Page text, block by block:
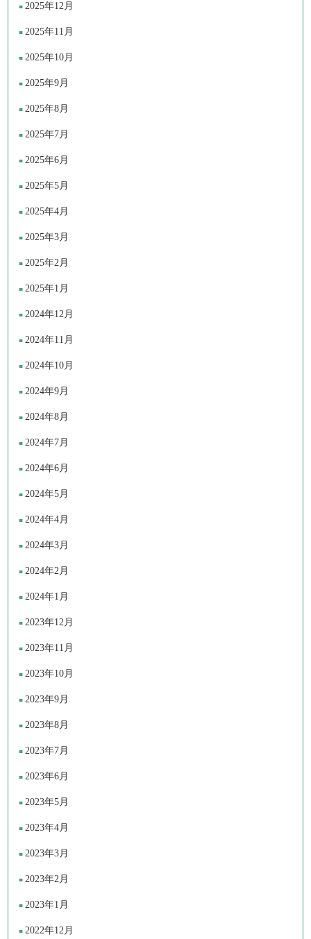
2025年12月
2025年11月
2025年10月
2025年9月
2025年8月
2025年7月
2025年6月
2025年5月
2025年4月
2025年3月
2025年2月
2025年1月
2024年12月
2024年11月
2024年10月
2024年9月
2024年8月
2024年7月
2024年6月
2024年5月
2024年4月
2024年3月
2024年2月
2024年1月
2023年12月
2023年11月
2023年10月
2023年9月
2023年8月
2023年7月
2023年6月
2023年5月
2023年4月
2023年3月
2023年2月
2023年1月
2022年12月